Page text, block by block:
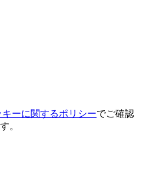
キーに関するポリシーでご確認
。